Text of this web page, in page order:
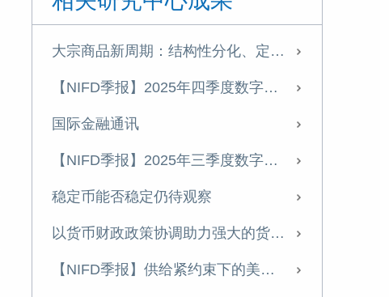
如何看待重点房企资金监管
政策持稳 债市震荡
务实稳健推进大资管行业转型
大宗商品新周期：结构性分化、定价裂变与中国战略应对
【NIFD季报】2025年四季度数字资产季报
国际金融通讯
【NIFD季报】2025年三季度数字资产季报
稳定币能否稳定仍待观察
以货币财政政策协调助力强大的货币：国际镜鉴与启示
【NIFD季报】供给紧约束下的美国经济新平衡——2024年度全球金融市场